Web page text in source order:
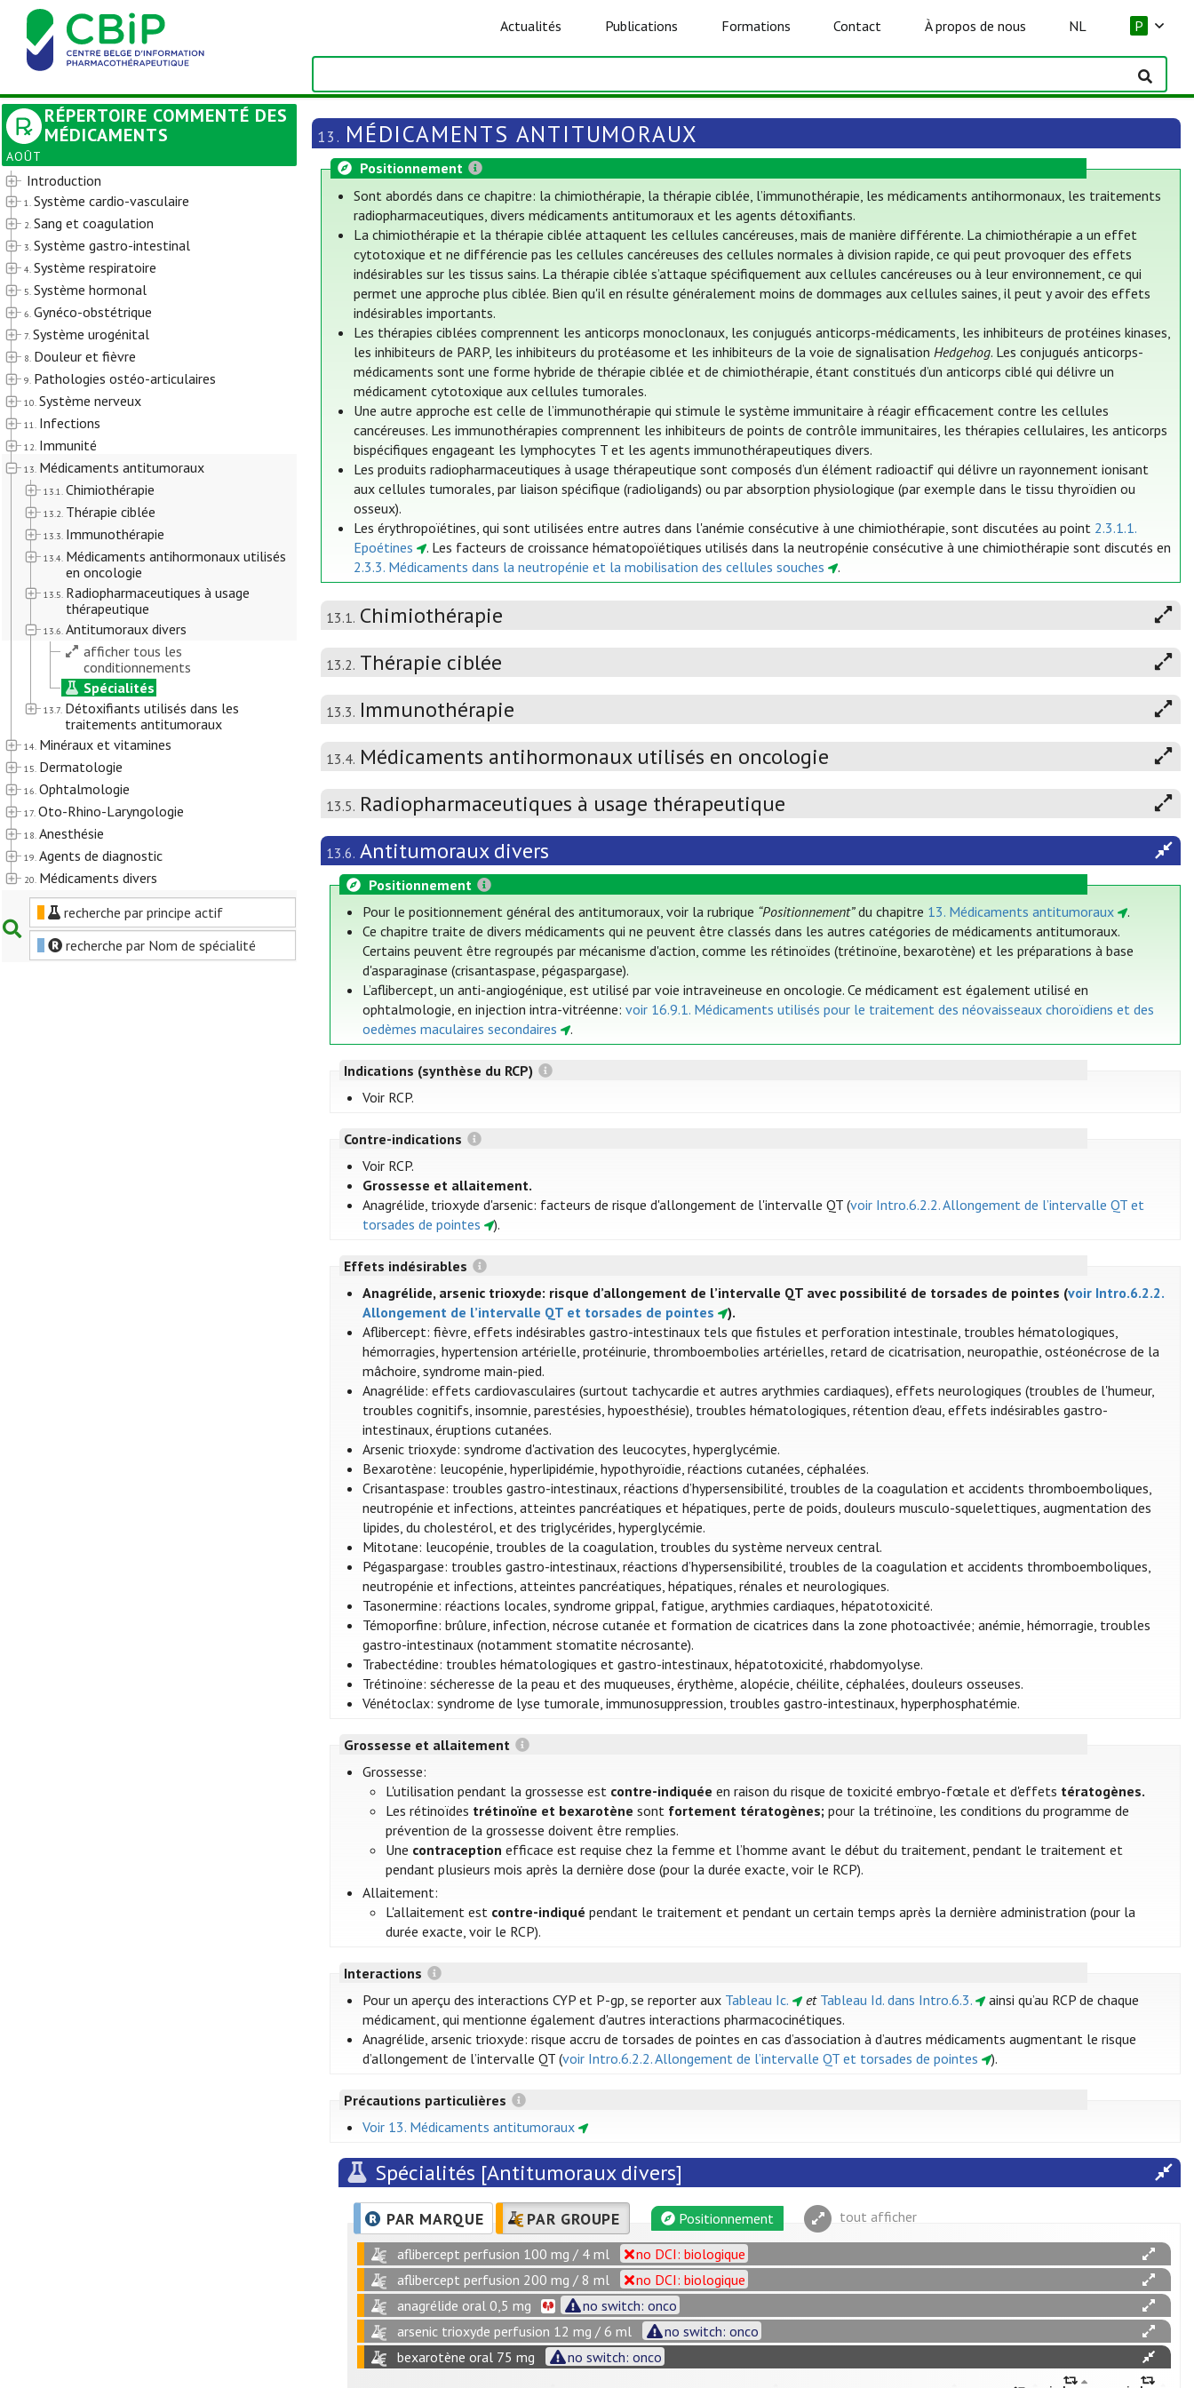
Actualités Publications Formations Contact À propos de nous NL P
RÉPERTOIRE COMMENTÉ DES
MÉDICAMENTS
AOÛT
Introduction
1. Système cardio-vasculaire
2. Sang et coagulation
3. Système gastro-intestinal
4. Système respiratoire
5. Système hormonal
6. Gynéco-obstétrique
7. Système urogénital
8. Douleur et fièvre
9. Pathologies ostéo-articulaires
10. Système nerveux
11. Infections
12. Immunité
13. Médicaments antitumoraux
13.1. Chimiothérapie
13.2. Thérapie ciblée
13.3. Immunothérapie
13.4. Médicaments antihormonaux utilisés
en oncologie
13.5. Radiopharmaceutiques à usage
thérapeutique
13.6. Antitumoraux divers
afficher tous les
conditionnements
Spécialités
13.7. Détoxifiants utilisés dans les
traitements antitumoraux
14. Minéraux et vitamines
15. Dermatologie
16. Ophtalmologie
17. Oto-Rhino-Laryngologie
18. Anesthésie
19. Agents de diagnostic
20. Médicaments divers
recherche par principe actif
recherche par Nom de spécialité
13. MÉDICAMENTS ANTITUMORAUX
Positionnement
Sont abordés dans ce chapitre: la chimiothérapie, la thérapie ciblée, l’immunothérapie, les médicaments antihormonaux, les traitements
radiopharmaceutiques, divers médicaments antitumoraux et les agents détoxifiants.
La chimiothérapie et la thérapie ciblée attaquent les cellules cancéreuses, mais de manière différente. La chimiothérapie a un effet
cytotoxique et ne différencie pas les cellules cancéreuses des cellules normales à division rapide, ce qui peut provoquer des effets
indésirables sur les tissus sains. La thérapie ciblée s’attaque spécifiquement aux cellules cancéreuses ou à leur environnement, ce qui
permet une approche plus ciblée. Bien qu'il en résulte généralement moins de dommages aux cellules saines, il peut y avoir des effets
indésirables importants.
Les thérapies ciblées comprennent les anticorps monoclonaux, les conjugués anticorps-médicaments, les inhibiteurs de protéines kinases,
les inhibiteurs de PARP, les inhibiteurs du protéasome et les inhibiteurs de la voie de signalisationHedgehog. Les conjugués anticorps-
médicaments sont une forme hybride de thérapie ciblée et de chimiothérapie, étant constitués d’un anticorps ciblé qui délivre un
médicament cytotoxique aux cellules tumorales.
Une autre approche est celle de l’immunothérapie qui stimule le système immunitaire à réagir efficacement contre les cellules
cancéreuses. Les immunothérapies comprennent les inhibiteurs de points de contrôle immunitaires, les thérapies cellulaires, les anticorps
bispécifiques engageant les lymphocytes T et les agents immunothérapeutiques divers.
Les produits radiopharmaceutiques à usage thérapeutique sont composés d’un élément radioactif qui délivre un rayonnement ionisant
aux cellules tumorales, par liaison spécifique (radioligands) ou par absorption physiologique (par exemple dans le tissu thyroïdien ou
osseux).
Les érythropoïétines, qui sont utilisées entre autres dans l'anémie consécutive à une chimiothérapie, sont discutées au point 2.3.1.1.
Epoétines
. Les facteurs de croissance hématopoïétiques utilisés dans la neutropénie consécutive à une chimiothérapie sont discutés en
2.3.3. Médicaments dans la neutropénie et la mobilisation des cellules souches
.
13.1. Chimiothérapie
13.2. Thérapie ciblée
13.3. Immunothérapie
13.4. Médicaments antihormonaux utilisés en oncologie
13.5. Radiopharmaceutiques à usage thérapeutique
13.6. Antitumoraux divers
Positionnement
Pour le positionnement général des antitumoraux, voir la rubrique “Positionnement”du chapitre 13. Médicaments antitumoraux
.
Ce chapitre traite de divers médicaments qui ne peuvent être classés dans les autres catégories de médicaments antitumoraux.
Certains peuvent être regroupés par mécanisme d'action, comme les rétinoïdes (trétinoïne, bexarotène) et les préparations à base
d'asparaginase (crisantaspase, pégaspargase).
L’aflibercept, un anti-angiogénique, est utilisé par voie intraveineuse en oncologie. Ce médicament est également utilisé en
ophtalmologie, en injection intra-vitréenne:voir 16.9.1. Médicaments utilisés pour le traitement des néovaisseaux choroïdiens et des
oedèmes maculaires secondaires
.
Indications (synthèse du RCP)
Voir RCP.
Contre-indications
Voir RCP.
Grossesse et allaitement.
Anagrélide, trioxyde d'arsenic: facteurs de risque d'allongement de l'intervalle QT (voir Intro.6.2.2. Allongement de l’intervalle QT et
torsades de pointes
).
Effets indésirables
Anagrélide, arsenic trioxyde: risque d’allongement de l’intervalle QT avec possibilité de torsades de pointes (voir Intro.6.2.2.
Allongement de l’intervalle QT et torsades de pointes
).
Aflibercept: fièvre, effets indésirables gastro-intestinaux tels que fistules et perforation intestinale, troubles hématologiques,
hémorragies, hypertension artérielle, protéinurie, thromboembolies artérielles, retard de cicatrisation, neuropathie, ostéonécrose de la
mâchoire, syndrome main-pied.
Anagrélide: effets cardiovasculaires (surtout tachycardie et autres arythmies cardiaques), effets neurologiques (troubles de l'humeur,
troubles cognitifs, insomnie, parestésies, hypoesthésie), troubles hématologiques, rétention d'eau, effets indésirables gastro-
intestinaux, éruptions cutanées.
Arsenic trioxyde: syndrome d'activation des leucocytes, hyperglycémie.
Bexarotène: leucopénie, hyperlipidémie, hypothyroïdie, réactions cutanées, céphalées.
Crisantaspase: troubles gastro-intestinaux, réactions d’hypersensibilité, troubles de la coagulation et accidents thromboemboliques,
neutropénie et infections, atteintes pancréatiques et hépatiques, perte de poids, douleurs musculo-squelettiques, augmentation des
lipides, du cholestérol, et des triglycérides, hyperglycémie.
Mitotane: leucopénie, troubles de la coagulation, troubles du système nerveux central.
Pégaspargase: troubles gastro-intestinaux, réactions d’hypersensibilité, troubles de la coagulation et accidents thromboemboliques,
neutropénie et infections, atteintes pancréatiques, hépatiques, rénales et neurologiques.
Tasonermine: réactions locales, syndrome grippal, fatigue, arythmies cardiaques, hépatotoxicité.
Témoporfine: brûlure, infection, nécrose cutanée et formation de cicatrices dans la zone photoactivée; anémie, hémorragie, troubles
gastro-intestinaux (notamment stomatite nécrosante).
Trabectédine: troubles hématologiques et gastro-intestinaux, hépatotoxicité, rhabdomyolyse.
Trétinoïne: sécheresse de la peau et des muqueuses, érythème, alopécie, chéilite, céphalées, douleurs osseuses.
Vénétoclax: syndrome de lyse tumorale, immunosuppression, troubles gastro-intestinaux, hyperphosphatémie.
Grossesse et allaitement
Grossesse:
L'utilisation pendant la grossesse est contre-indiquée en raison du risque de toxicité embryo-fœtale et d'effets tératogènes.
Les rétinoïdes trétinoïne et bexarotène sont fortement tératogènes; pour la trétinoïne, les conditions du programme de
prévention de la grossesse doivent être remplies.
Une contraception efficace est requise chez la femme et l’homme avant le début du traitement, pendant le traitement et
pendant plusieurs mois après la dernière dose (pour la durée exacte, voir le RCP).
Allaitement:
L'allaitement est contre-indiqué pendant le traitement et pendant un certain temps après la dernière administration (pour la
durée exacte, voir le RCP).
Interactions
Pour un aperçu des interactions CYP et P-gp, se reporter aux Tableau Ic. et Tableau Id. dans Intro.6.3.
ainsi qu’au RCP de chaque
médicament, qui mentionne également d'autres interactions pharmacocinétiques.
Anagrélide, arsenic trioxyde: risque accru de torsades de pointes en cas d’association à d’autres médicaments augmentant le risque
d’allongement de l’intervalle QT (voir Intro.6.2.2. Allongement de l’intervalle QT et torsades de pointes ).
Précautions particulières
Voir 13. Médicaments antitumoraux
Spécialités [Antitumoraux divers]
PAR MARQUE PAR GROUPE Positionnement tout afficher
aflibercept perfusion 100 mg / 4 ml
no DCI: biologique
aflibercept perfusion 200 mg / 8 ml
no DCI: biologique
anagrélide oral 0,5 mg
no switch: onco
arsenic trioxyde perfusion 12 mg / 6 ml
no switch: onco
bexarotène oral 75 mg
no switch: onco